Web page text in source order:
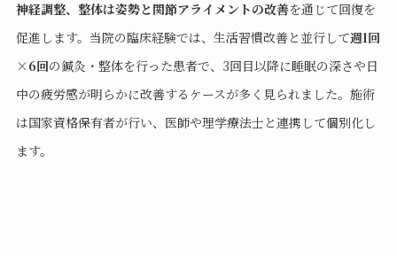
神経調整、整体は姿勢と関節アライメントの改善を通じて回復を
促進します。当院の臨床経験では、生活習慣改善と並行して週1回
×6回の鍼灸・整体を行った患者で、3回目以降に睡眠の深さや日
中の疲労感が明らかに改善するケースが多く見られました。施術
は国家資格保有者が行い、医師や理学療法士と連携して個別化し
ます。